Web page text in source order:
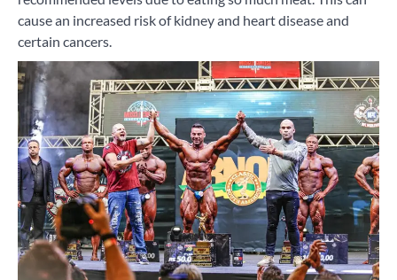
cause an increased risk of kidney and heart disease and
certain cancers.